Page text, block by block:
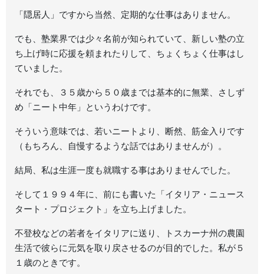
「隠居人」ですから当然、定期的な仕事はありません。
でも、塾業界では少々名前が知られていて、新しい塾の立
ち上げ時に応援を頼まれたりして、ちょくちょく仕事はし
ていました。
それでも、３５歳から５０歳までは基本的に無業、さしず
め「ニート中年」というわけです。
そういう意味では、若いニートより、断然、筋金入りです
（もちろん、自慢するような話ではありませんが）。
結局、私は生涯一度も就職する事はありませんでした。
そして１９９４年に、前にも書いた「イタリア・ニュース
タート・プロジェクト」を立ち上げました。
不登校などの若者をイタリアに送り、トスカーナ州の農園
生活で彼らに元気を取り戻させるのが目的でした。私が５
１歳のときです。